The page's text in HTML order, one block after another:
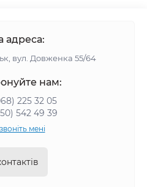
адреса:
вул. Довженка 55/64
нам:
225 32 05
542 49 39
мені